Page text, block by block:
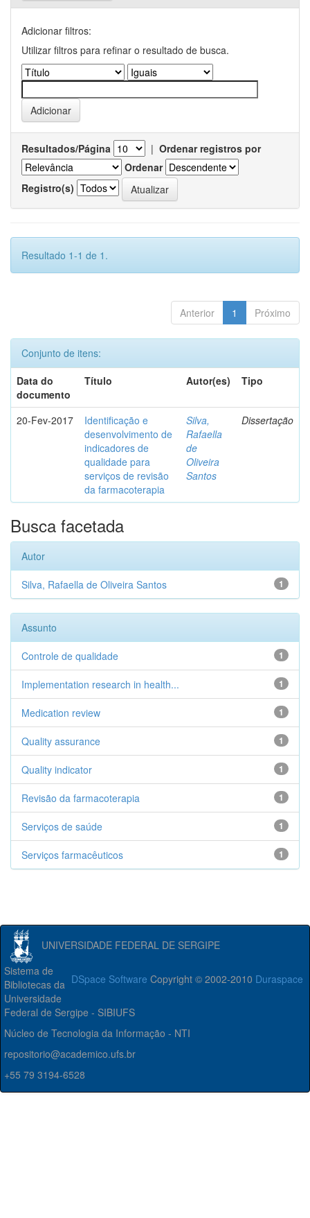
Adicionar filtros:
Utilizar filtros para refinar o resultado de busca.
Resultados/Página | Ordenar registros por
Ordenar
Registro(s)
Resultado 1-1 de 1.
Anterior 1 Próximo
Conjunto de itens:
Data do
documento
Título Autor(es) Tipo
20-Fev-2017
Identificação e
desenvolvimento de
indicadores de
qualidade para
serviços de revisão
da farmacoterapia
Silva,
Rafaella
de
Oliveira
Santos
Dissertação
Busca facetada
Autor
1
Silva, Rafaella de Oliveira Santos
Assunto
1
Controle de qualidade
1
Implementation research in health...
1
Medication review
1
Quality assurance
1
Quality indicator
1
Revisão da farmacoterapia
1
Serviços de saúde
1
Serviços farmacêuticos
UNIVERSIDADE FEDERAL DE SERGIPE
DSpace Software Copyright © 2002-2010 Duraspace
Sistema de
Bibliotecas da
Universidade
Federal de Sergipe - SIBIUFS
Núcleo de Tecnologia da Informação - NTI
repositorio@academico.ufs.br
+55 79 3194-6528